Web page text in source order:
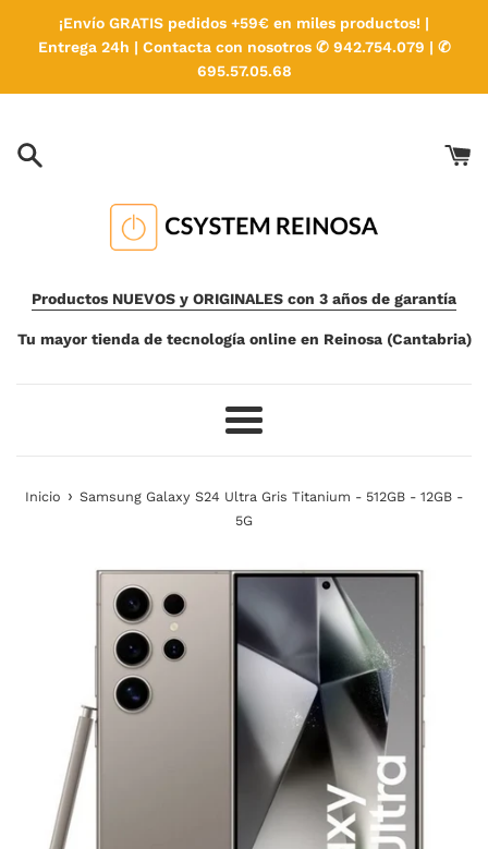
directamente
¡Envío GRATIS pedidos +59€ en miles productos! |
Entrega 24h | Contacta con nosotros ✆ 942.754.079 | ✆
695.57.05.68
Productos NUEVOS y ORIGINALES con 3 años de garantía
Tu mayor tienda de tecnología online en Reinosa (Cantabria)
Más
Inicio › Samsung Galaxy S24 Ultra Gris Titanium - 512GB - 12GB -
5G